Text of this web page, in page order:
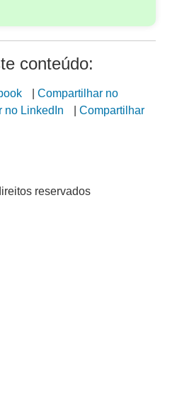
conteúdo:
Compartilhar no
no LinkedIn
Compartilhar
reservados